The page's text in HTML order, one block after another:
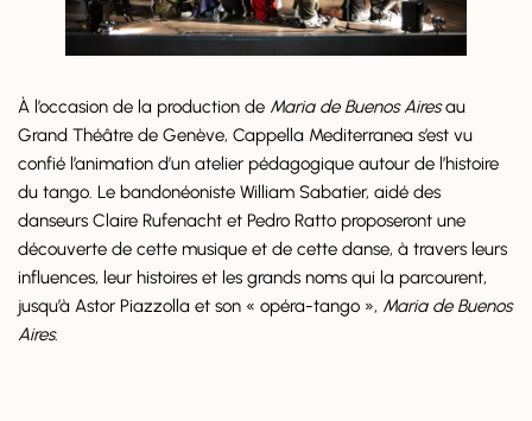
À l’occasion de la production de Maria de Buenos Airesau
Grand Théâtre de Genève, Cappella Mediterranea s’est vu
confié l’animation d’un atelier pédagogique autour de l’histoire
du tango. Le bandonéoniste William Sabatier, aidé des
danseurs Claire Rufenacht et Pedro Ratto proposeront une
découverte de cette musique et de cette danse, à travers leurs
influences, leur histoires et les grands noms qui la parcourent,
jusqu’à Astor Piazzolla et son « opéra-tango », Maria de Buenos
Aires.